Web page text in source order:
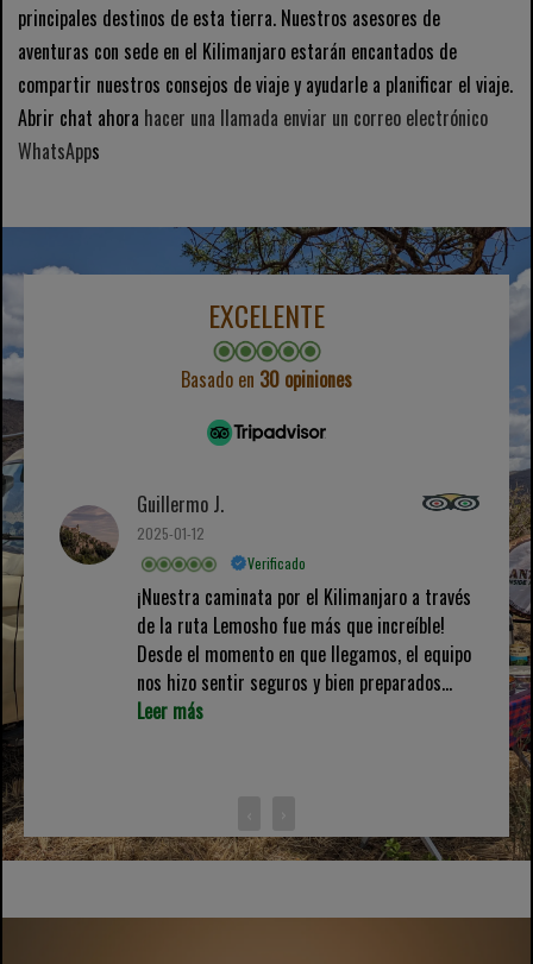
principales destinos de esta tierra. Nuestros asesores de
aventuras con sede en el Kilimanjaro estarán encantados de
compartir nuestros consejos de viaje y ayudarle a planificar el viaje.
Abrir chat ahora hacer una llamada enviar un correo electrónico
WhatsApps
EXCELENTE
Basado en 30 opiniones
Guillermo J.
2025-01-12
Verificado
¡Nuestra caminata por el Kilimanjaro a través
de la ruta Lemosho fue más que increíble!
Desde el momento en que llegamos, el equipo
nos hizo sentir seguros y bien preparados...
Leer más